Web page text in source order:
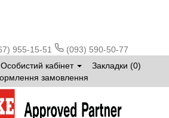
955-15-51
(093) 590-50-77
Особистий кабінет
Закладки (0)
замовлення